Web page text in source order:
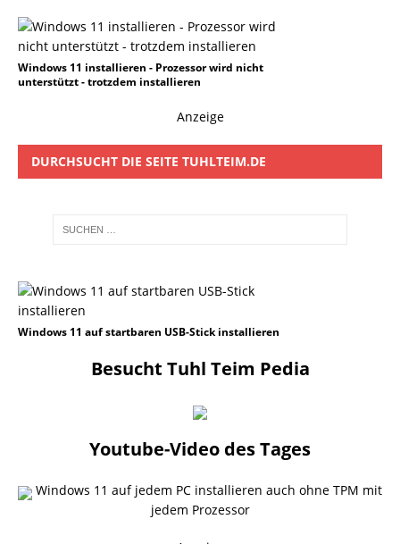
Windows 11 installieren - Prozessor wird nicht
unterstützt - trotzdem installieren
Anzeige
DURCHSUCHT DIE SEITE TUHLTEIM.DE
Windows 11 auf startbaren USB-Stick installieren
Besucht Tuhl Teim Pedia
Youtube-Video des Tages
Windows 11 auf jedem PC installieren auch ohne TPM mit
jedem Prozessor